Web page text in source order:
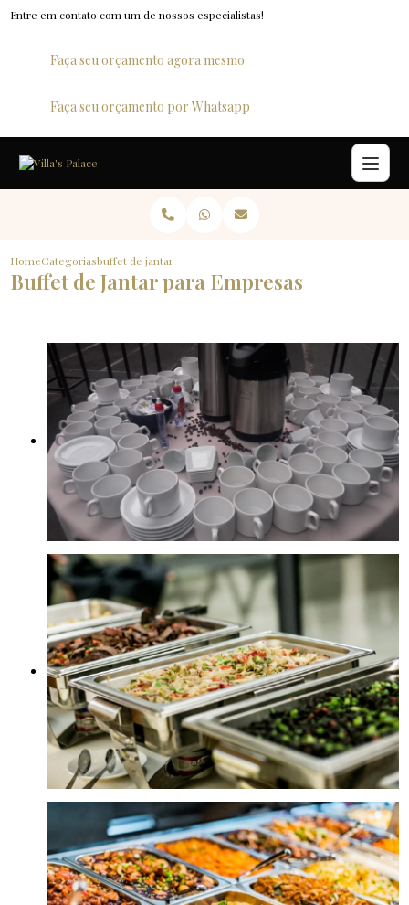
Entre em contato com um de nossos especialistas!
Faça seu orçamento agora mesmo
Faça seu orçamento por Whatsapp
HomeCategoriasbuffet de jantar para empresas
Buffet de Jantar para Empresas